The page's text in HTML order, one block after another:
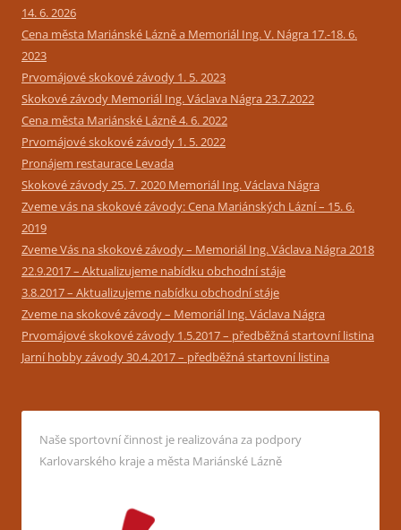
14. 6. 2026
Cena města Mariánské Lázně a Memoriál Ing. V. Nágra 17.-18. 6.
2023
Prvomájové skokové závody 1. 5. 2023
Skokové závody Memoriál Ing. Václava Nágra 23.7.2022
Cena města Mariánské Lázně 4. 6. 2022
Prvomájové skokové závody 1. 5. 2022
Pronájem restaurace Levada
Skokové závody 25. 7. 2020 Memoriál Ing. Václava Nágra
Zveme vás na skokové závody: Cena Mariánských Lázní – 15. 6.
2019
Zveme Vás na skokové závody – Memoriál Ing. Václava Nágra 2018
22.9.2017 – Aktualizujeme nabídku obchodní stáje
3.8.2017 – Aktualizujeme nabídku obchodní stáje
Zveme na skokové závody – Memoriál Ing. Václava Nágra
Prvomájové skokové závody 1.5.2017 – předběžná startovní listina
Jarní hobby závody 30.4.2017 – předběžná startovní listina
Naše sportovní činnost je realizována za podpory
Karlovarského kraje a města Mariánské Lázně